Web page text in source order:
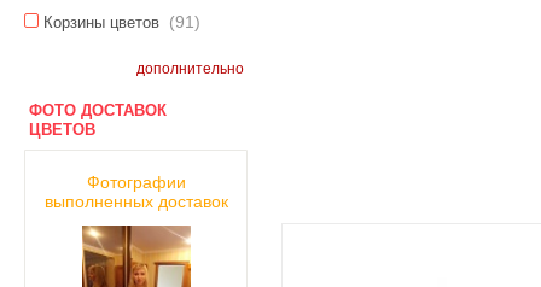
Корзины цветов (91)
дополнительно
ФОТО ДОСТАВОК
ЦВЕТОВ
Фотографии
выполненных доставок